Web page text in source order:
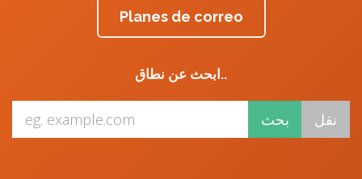
Planes de correo
ابحث عن نطاق..